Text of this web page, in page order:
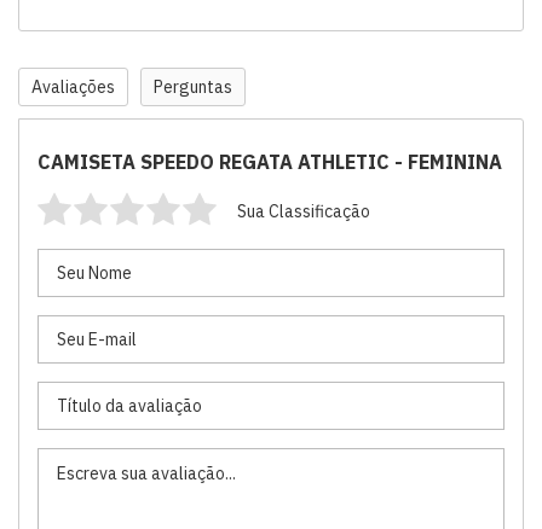
Avaliações Perguntas
CAMISETA SPEEDO REGATA ATHLETIC - FEMININA
Sua Classificação